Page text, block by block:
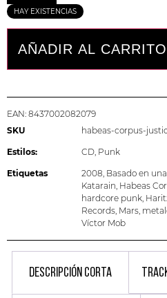
HAY EXISTENCIAS
AÑADIR AL CARRITO
EAN: 8437002082079
SKU
habeas-corpus-
Estilos: CD, Punk
Etiquetas 2008, Basado en
Katarain, Habeas
hardcore punk,
Records, Mars,
Víctor Mob
DESCRIPCIÓN CORTA